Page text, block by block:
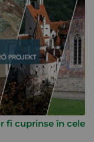
fi cuprinse în cele